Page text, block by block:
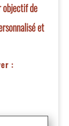
objectif de
et
: